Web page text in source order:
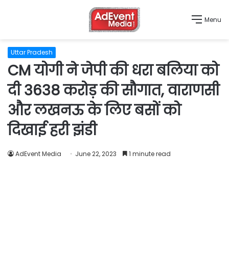
Menu
Uttar Pradesh
CM योगी ने जेपी की धरा बलिया को
दी 3638 करोड़ की सौगात, वाराणसी
और लखनऊ के लिए बसों को
दिखाई हरी झंडी
AdEvent Media June 22, 2023 1 minute read